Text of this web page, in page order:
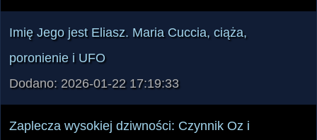
Imię Jego jest Eliasz. Maria Cuccia, ciąża,
poronienie i UFO
Dodano: 2026-01-22 17:19:33
Zaplecza wysokiej dziwności: Czynnik Oz i